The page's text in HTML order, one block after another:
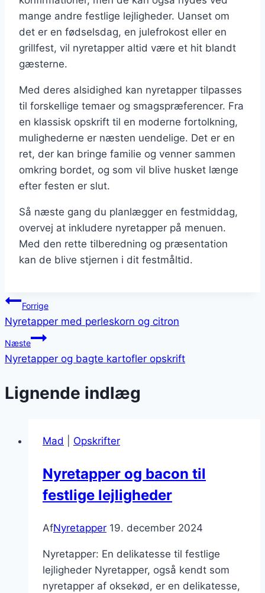
mange andre festlige lejligheder. Uanset om
det er en fødselsdag, en julefrokost eller en
grillfest, vil nyretapper altid være et hit blandt
gæsterne.
Med deres alsidighed kan nyretapper tilpasses
til forskellige temaer og smagspræferencer. Fra
en klassisk opskrift til en moderne fortolkning,
mulighederne er næsten uendelige. Det er en
ret, der kan bringe familie og venner sammen
omkring bordet, og som vil blive husket længe
efter festen er slut.
Så næste gang du planlægger en festmiddag,
overvej at inkludere nyretapper på menuen.
Med den rette tilberedning og præsentation
kan de blive stjernen i dit festmåltid.
Indlægsnavigation
Forrige
Nyretapper med perleskorn og citron
Næste
Nyretapper og bagte kartofler opskrift
Lignende indlæg
Mad Opskrifter
Nyretapper og bacon til
festlige lejligheder
AfNyretapper 19. december 2024
Nyretapper: En delikatesse til festlige
lejligheder Nyretapper, også kendt som
nyretapper af oksekød, er en delikatesse,